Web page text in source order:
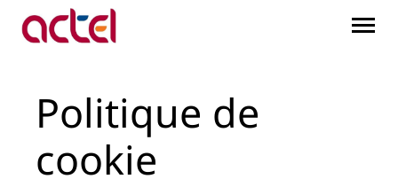
Saut au contenu principal
Politique de cookie -
Politique de
cookie